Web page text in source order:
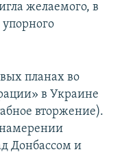
желаемого, в
упорного
планах во
в Украине
вторжение).
Донбассом и